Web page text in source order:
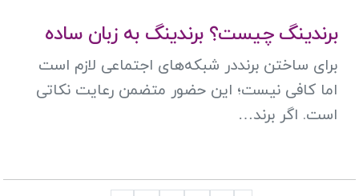
برندینگ چیست؟ برندینگ به زبان ساده
برای ساختن برنددر شبکه‌های اجتماعی لازم است
اما کافی نیست؛ این حضور متضمن رعایت نکاتی
است. اگر برند…